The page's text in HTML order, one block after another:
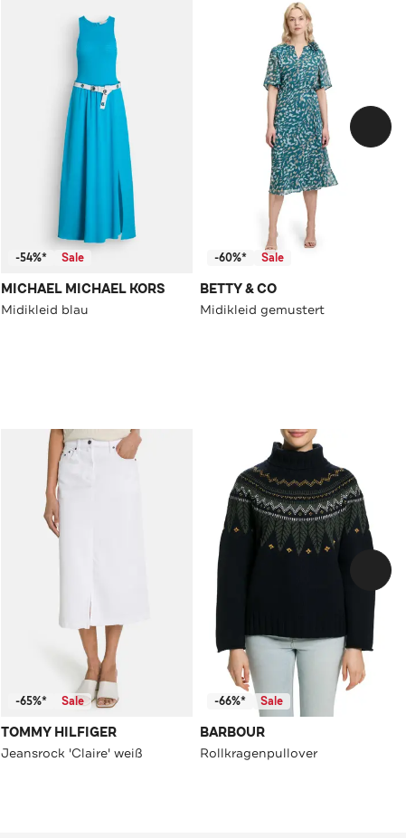
-54%* Sale
MICHAEL MICHAEL KORS
Midikleid blau
-60%* Sale
BETTY & CO
Midikleid gemustert
-65%* Sale
TOMMY HILFIGER
Jeansrock 'Claire' weiß
-66%* Sale
BARBOUR
Rollkragenpullover